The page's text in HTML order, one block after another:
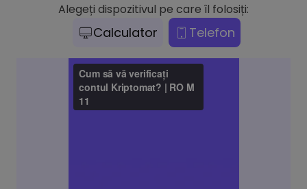
Alegeți dispozitivul pe care îl folosiți:
Calculator Telefon